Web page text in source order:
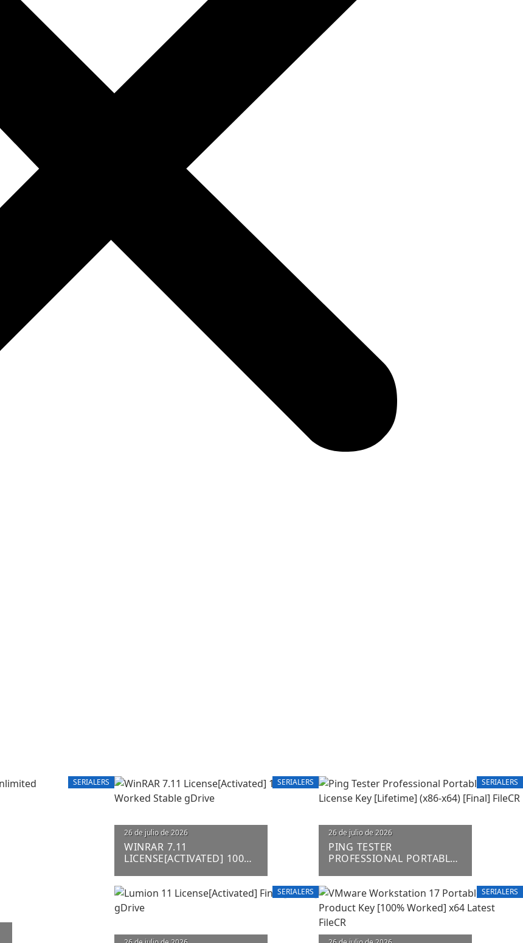
SERIALERS SERIALERS
26 de julio de 2026
WINRAR 7.11
LICENSE[ACTIVATED] 100%
SERIALERS
SERIALERS
26 de julio de 2026
PING TESTER
PROFESSIONAL PORTABLE
SERIALERS